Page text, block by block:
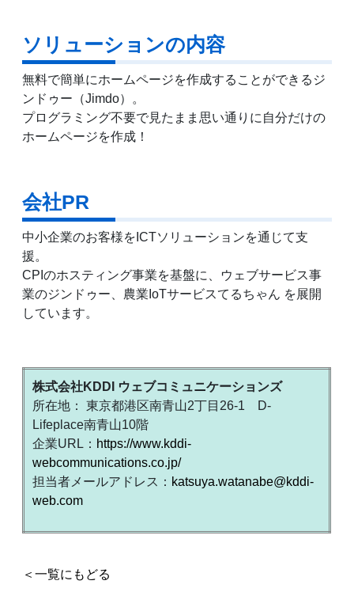
ソリューションの内容
無料で簡単にホームページを作成することができるジ
ンドゥー（Jimdo）。
プログラミング不要で見たまま思い通りに自分だけの
ホームページを作成！
会社PR
中小企業のお客様をICTソリューションを通じて支
援。
CPIのホスティング事業を基盤に、ウェブサービス事
業のジンドゥー、農業IoTサービスてるちゃん を展開
しています。
株式会社KDDI ウェブコミュニケーションズ
所在地： 東京都港区南青山2丁目26-1 D-
Lifeplace南青山10階
企業URL： https://www.kddi-
webcommunications.co.jp/
担当者メールアドレス： katsuya.watanabe@kddi-
web.com
＜一覧にもどる